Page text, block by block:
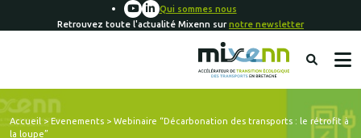
Qui sommes nous
Retrouvez toute l'actualité Mixenn surnotre newsletter
Accueil > Evenements > Webinaire “Décarbonation des transports : le rétrofit à
la loupe”